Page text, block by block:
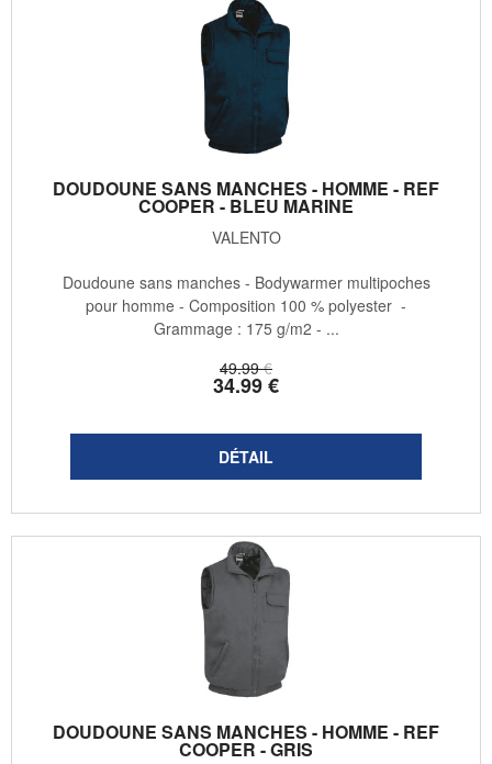
DOUDOUNE SANS MANCHES - HOMME - REF
COOPER - BLEU MARINE
VALENTO
49.99 €
34.99€
Doudoune sans manches - Bodywarmer multipoches
pour homme - Composition 100 % polyester -
Grammage : 175 g/m2 - ...
DOUDOUNE SANS MANCHES - HOMME - REF
COOPER - GRIS